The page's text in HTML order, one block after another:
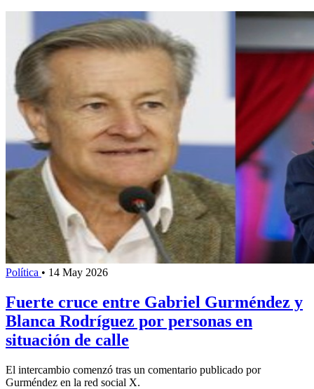
Política • 14 May 2026
Fuerte cruce entre Gabriel Gurméndez y
Blanca Rodríguez por personas en
situación de calle
El intercambio comenzó tras un comentario publicado por
Gurméndez en la red social X.